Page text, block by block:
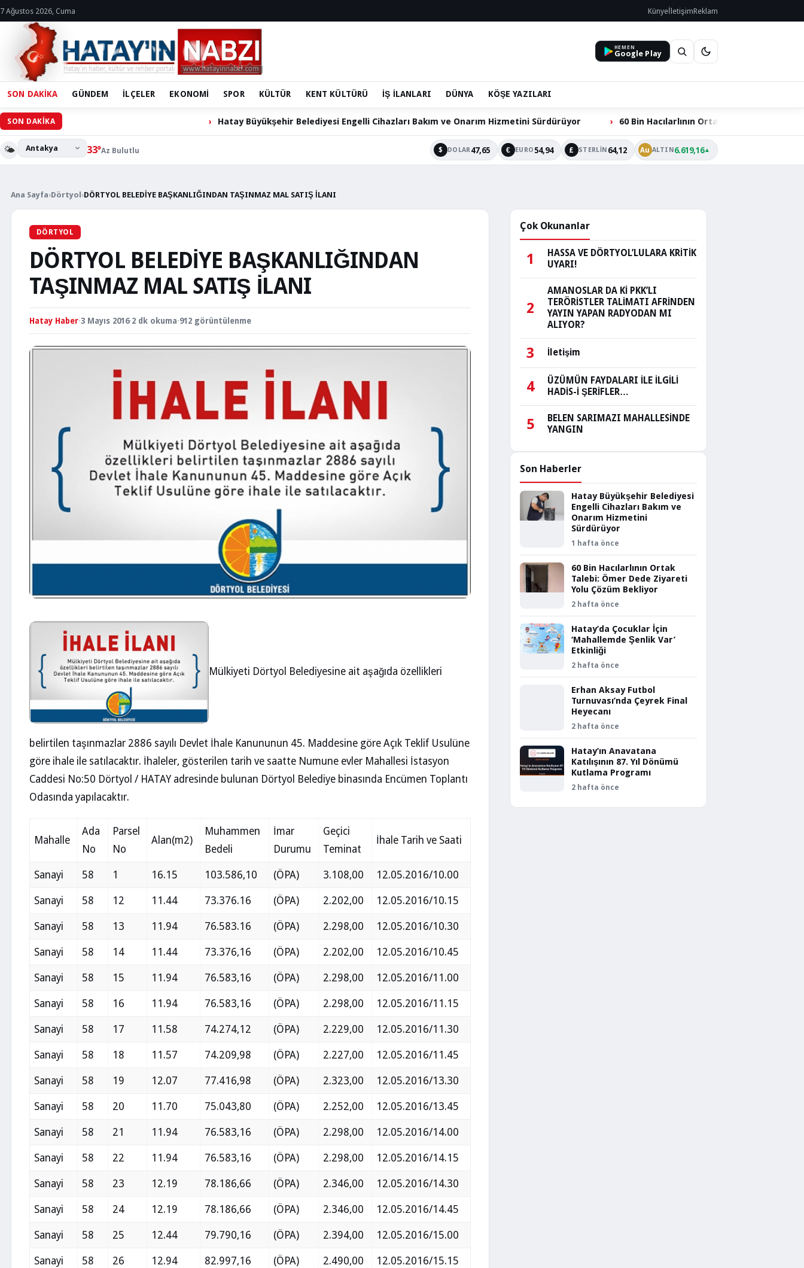
7 Ağustos 2026, Cuma KünyeİletişimReklam
HEMEN
Google Play
SON DAKİKA GÜNDEM İLÇELER EKONOMİ SPOR KÜLTÜR KENT KÜLTÜRÜ İŞ İLANLARI DÜNYA KÖŞE YAZILARI
SON DAKİKA Hatay Büyükşehir Belediyesi Engelli Cihazları Bakım ve Onarım Hizmetini Sürdürüyor 60 Bin Hacılarlının Ortak Talebi: Ömer Dede Ziyareti Yolu
🌤️ 33°Az Bulutlu $ DOLAR47,65 € EURO 54,94 £ STERLIN 64,12 Au ALTIN 6.619,16▲
Ana Sayfa›Dörtyol ›DÖRTYOL BELEDİYE BAŞKANLIĞINDAN TAŞINMAZ MAL SATIŞ İLANI
DÖRTYOL
DÖRTYOL BELEDİYE BAŞKANLIĞINDAN
TAŞINMAZ MAL SATIŞ İLANI
Hatay Haber·3 Mayıs 2016·2 dk okuma·912 görüntülenme
Mülkiyeti Dörtyol Belediyesine ait aşağıda özellikleri
belirtilen taşınmazlar 2886 sayılı Devlet İhale Kanununun 45. Maddesine göre Açık Teklif Usulüne
göre ihale ile satılacaktır. İhaleler, gösterilen tarih ve saatte Numune evler Mahallesi İstasyon
Caddesi No:50 Dörtyol / HATAY adresinde bulunan Dörtyol Belediye binasında Encümen Toplantı
Odasında yapılacaktır.
Mahalle
Ada
No
Parsel
No
Alan(m2)
Muhammen
Bedeli
İmar
Durumu
Geçici
Teminat
İhale Tarih ve Saati
Sanayi 58 1 16.15 103.586,10 (ÖPA) 3.108,00 12.05.2016/10.00
Sanayi 58 12 11.44 73.376.16 (ÖPA) 2.202,00 12.05.2016/10.15
Sanayi 58 13 11.94 76.583.16 (ÖPA) 2.298,00 12.05.2016/10.30
Sanayi 58 14 11.44 73.376,16 (ÖPA) 2.202,00 12.05.2016/10.45
Sanayi 58 15 11.94 76.583,16 (ÖPA) 2.298,00 12.05.2016/11.00
Sanayi 58 16 11.94 76.583,16 (ÖPA) 2.298,00 12.05.2016/11.15
Sanayi 58 17 11.58 74.274,12 (ÖPA) 2.229,00 12.05.2016/11.30
Sanayi 58 18 11.57 74.209,98 (ÖPA) 2.227,00 12.05.2016/11.45
Sanayi 58 19 12.07 77.416,98 (ÖPA) 2.323,00 12.05.2016/13.30
Sanayi 58 20 11.70 75.043,80 (ÖPA) 2.252,00 12.05.2016/13.45
Sanayi 58 21 11.94 76.583,16 (ÖPA) 2.298,00 12.05.2016/14.00
Sanayi 58 22 11.94 76.583,16 (ÖPA) 2.298,00 12.05.2016/14.15
Sanayi 58 23 12.19 78.186,66 (ÖPA) 2.346,00 12.05.2016/14.30
Sanayi 58 24 12.19 78.186,66 (ÖPA) 2.346,00 12.05.2016/14.45
Sanayi 58 25 12.44 79.790,16 (ÖPA) 2.394,00 12.05.2016/15.00
Sanayi 58 26 12.94 82.997,16 (ÖPA) 2.490,00 12.05.2016/15.15
Çok Okunanlar
1
HASSA VE DÖRTYOL’LULARA KRİTİK
UYARI!
2
AMANOSLAR DA Kİ PKK’LI
TERÖRİSTLER TALİMATI AFRİNDEN
YAYIN YAPAN RADYODAN MI
ALIYOR?
3 İletişim
4
ÜZÜMÜN FAYDALARI İLE İLGİLİ
HADİS-İ ŞERİFLER…
5
BELEN SARIMAZI MAHALLESİNDE
YANGIN
Son Haberler
Hatay Büyükşehir Belediyesi
Engelli Cihazları Bakım ve
Onarım Hizmetini
Sürdürüyor
1 hafta önce
60 Bin Hacılarlının Ortak
Talebi: Ömer Dede Ziyareti
Yolu Çözüm Bekliyor
2 hafta önce
Hatay’da Çocuklar İçin
‘Mahallemde Şenlik Var’
Etkinliği
2 hafta önce
Erhan Aksay Futbol
Turnuvası’nda Çeyrek Final
Heyecanı
2 hafta önce
Hatay’ın Anavatana
Katılışının 87. Yıl Dönümü
Kutlama Programı
2 hafta önce